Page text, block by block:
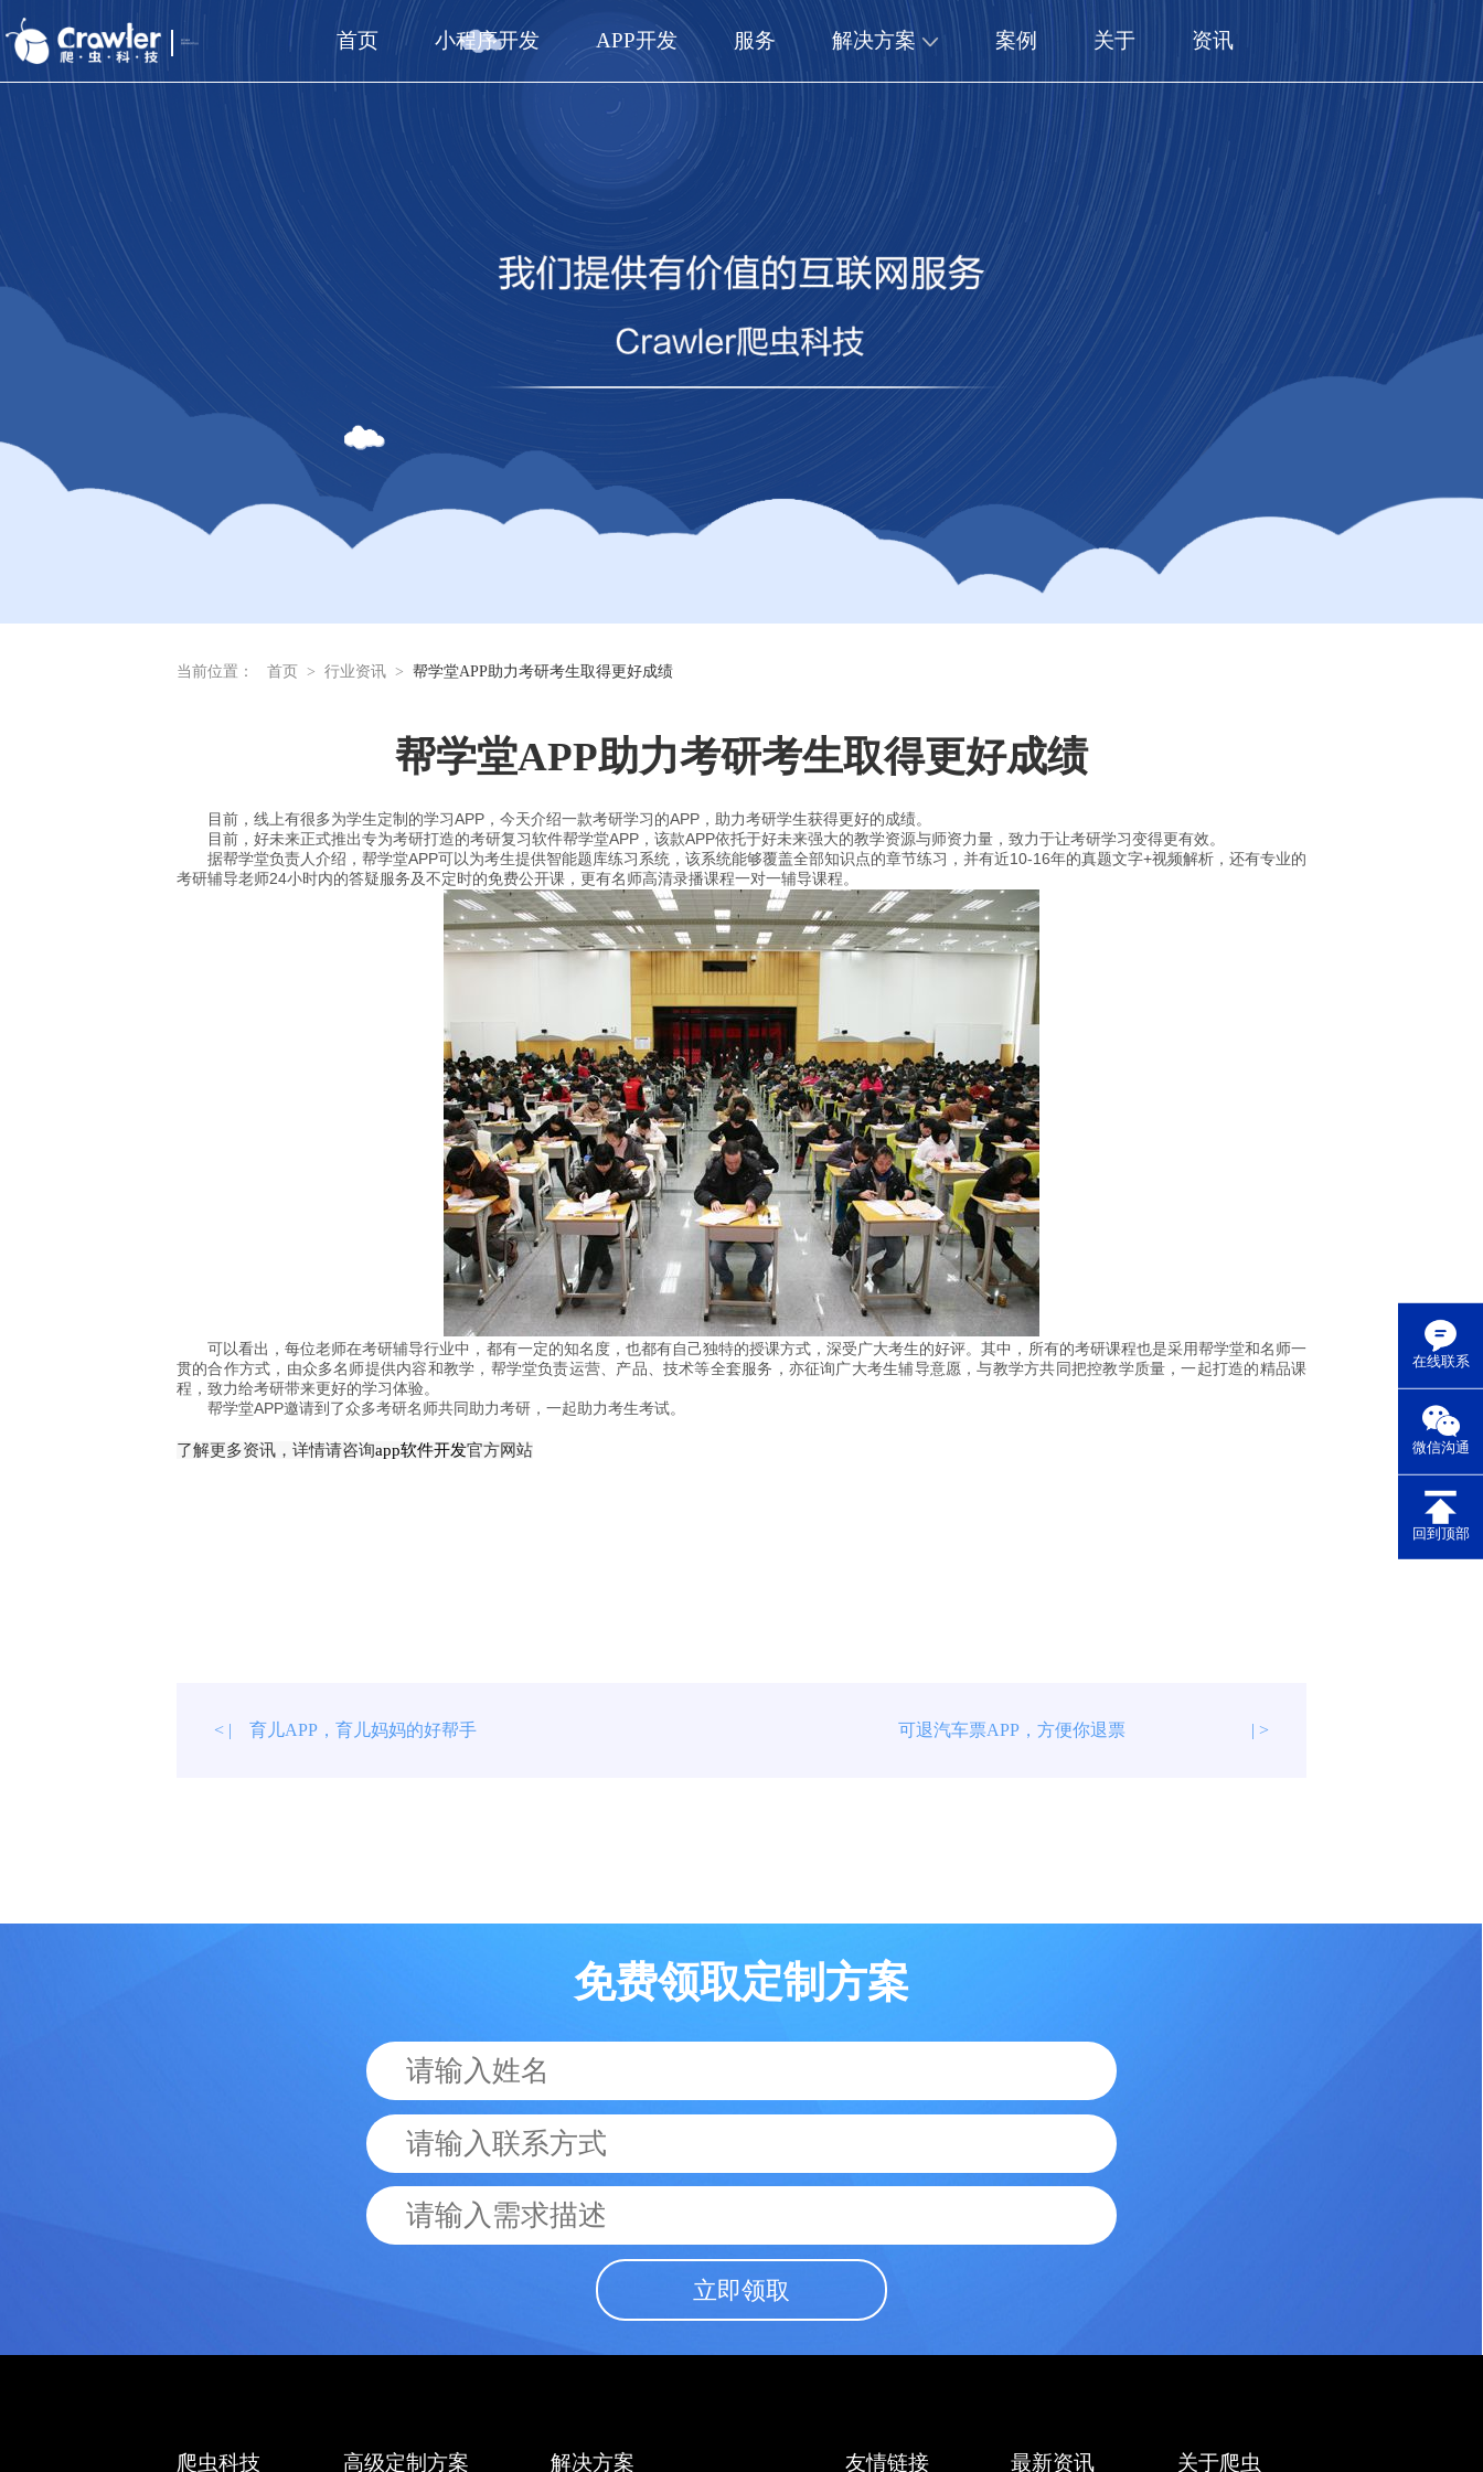
首页 小程序开发 APP开发 服务 解决方案 案例 关于 资讯
在线联系
微信沟通
回到顶部
当前位置： 首页 > 行业资讯 > 帮学堂APP助力考研考生取得更好成绩
帮学堂APP助力考研考生取得更好成绩
目前，线上有很多为学生定制的学习APP，今天介绍一款考研学习的APP，助力考研学生获得更好的成绩。
目前，好未来正式推出专为考研打造的考研复习软件帮学堂APP，该款APP依托于好未来强大的教学资源与师资力量，致力于让考研学习变得更有效。
据帮学堂负责人介绍，帮学堂APP可以为考生提供智能题库练习系统，该系统能够覆盖全部知识点的章节练习，并有近10-16年的真题文字+视频解析，还有专业的
考研辅导老师24小时内的答疑服务及不定时的免费公开课，更有名师高清录播课程一对一辅导课程。
可以看出，每位老师在考研辅导行业中，都有一定的知名度，也都有自己独特的授课方式，深受广大考生的好评。其中，所有的考研课程也是采用帮学堂和名师一
贯的合作方式，由众多名师提供内容和教学，帮学堂负责运营、产品、技术等全套服务，亦征询广大考生辅导意愿，与教学方共同把控教学质量，一起打造的精品课
程，致力给考研带来更好的学习体验。
帮学堂APP邀请到了众多考研名师共同助力考研，一起助力考生考试。
了解更多资讯，详情请咨询app软件开发官方网站
< | 育儿APP，育儿妈妈的好帮手 可退汽车票APP，方便你退票 | >
免费领取定制方案
立即领取
爬虫科技 高级定制方案 解决方案 友情链接 最新资讯 关于爬虫